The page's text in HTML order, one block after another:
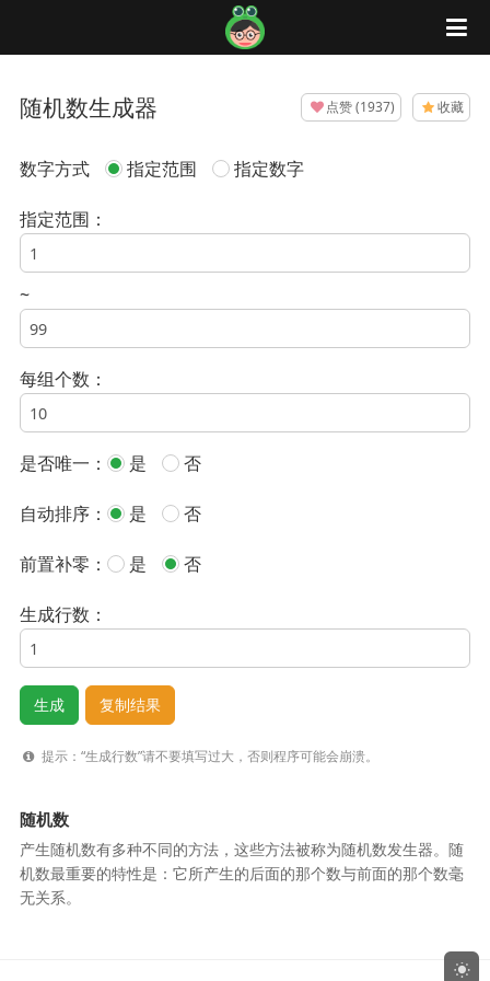
随机数生成器 点赞(1937) 收藏
数字方式 指定范围 指定数字
指定范围：
~
每组个数：
是否唯一： 是 否
自动排序： 是 否
前置补零： 是 否
生成行数：
提示：“生成行数”请不要填写过大，否则程序可能会崩溃。
随机数
产生随机数有多种不同的方法，这些方法被称为随机数发生器。随
机数最重要的特性是：它所产生的后面的那个数与前面的那个数毫
无关系。